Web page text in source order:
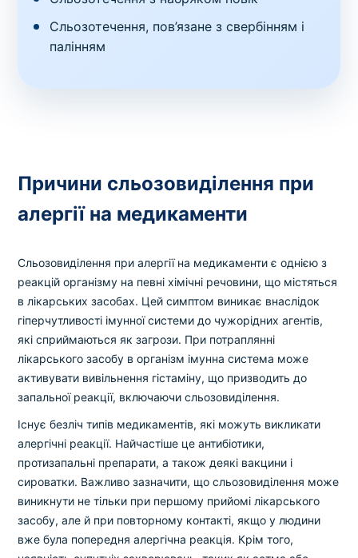
Сльозотечення, пов’язане з свербінням і
палінням
Причини сльозовиділення при
алергії на медикаменти
Сльозовиділення при алергії на медикаменти є однією з
реакцій організму на певні хімічні речовини, що містяться
в лікарських засобах. Цей симптом виникає внаслідок
гіперчутливості імунної системи до чужорідних агентів,
які сприймаються як загрози. При потраплянні
лікарського засобу в організм імунна система може
активувати вивільнення гістаміну, що призводить до
запальної реакції, включаючи сльозовиділення.
Існує безліч типів медикаментів, які можуть викликати
алергічні реакції. Найчастіше це антибіотики,
протизапальні препарати, а також деякі вакцини і
сироватки. Важливо зазначити, що сльозовиділення може
виникнути не тільки при першому прийомі лікарського
засобу, але й при повторному контакті, якщо у людини
вже була попередня алергічна реакція. Крім того,